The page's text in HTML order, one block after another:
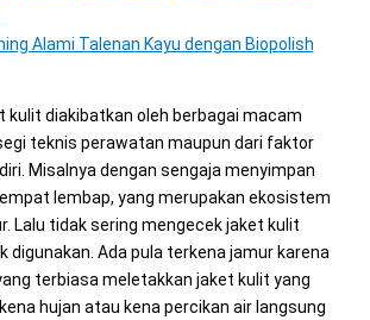
Alami Talenan Kayu dengan Biopolish
kulit diakibatkan oleh berbagai macam
teknis perawatan maupun dari faktor
Misalnya dengan sengaja menyimpan
lembap, yang merupakan ekosistem
Lalu tidak sering mengecek jaket kulit
digunakan. Ada pula terkena jamur karena
terbiasa meletakkan jaket kulit yang
hujan atau kena percikan air langsung